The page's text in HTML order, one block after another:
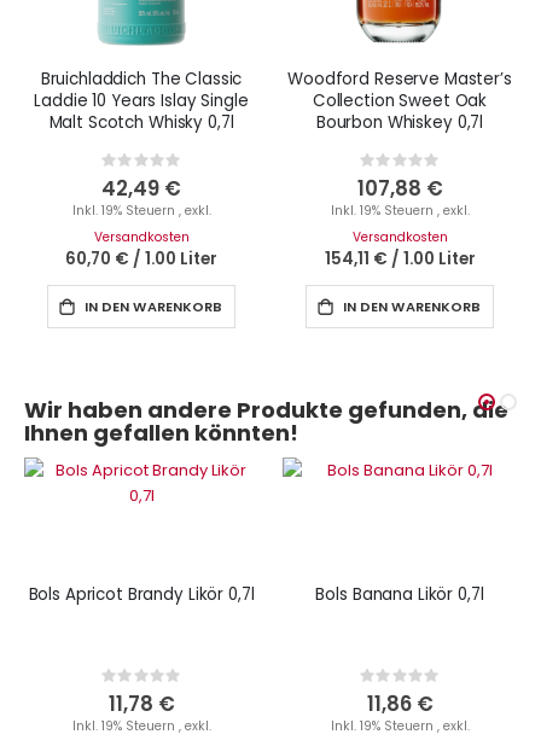
Bruichladdich The Classic
Laddie 10 Years Islay Single
Malt Scotch Whisky 0,7l
Rating:
0%
42,49 €
Inkl. 19% Steuern , exkl.
Versandkosten
60,70 € / 1.00 Liter
IN DEN WARENKORB
Woodford Reserve Master’s
Collection Sweet Oak
Bourbon Whiskey 0,7l
Rating:
0%
107,88 €
Inkl. 19% Steuern , exkl.
Versandkosten
154,11 € / 1.00 Liter
IN DEN WARENKORB
Wir haben andere Produkte gefunden, die
Ihnen gefallen könnten!
Bols Apricot Brandy Likör 0,7l
Rating:
0%
11,78 €
Inkl. 19% Steuern , exkl.
Bols Banana Likör 0,7l
Rating:
0%
11,86 €
Inkl. 19% Steuern , exkl.